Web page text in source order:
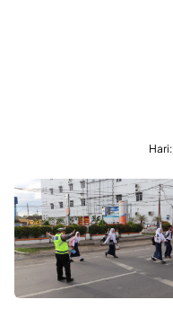
Hari: